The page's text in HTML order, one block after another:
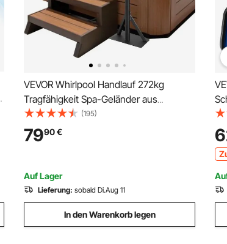
VEVOR Whirlpool Handlauf 272kg
Tragfähigkeit Spa-Geländer aus
Aluminiumlegierung Pool Handlauf
Höhenverstellbar von 122,92 bis 160cm
Haltegriff Einstiegshilfe 360° drehbar für
(195)
7990€
Auf Lager
Lieferung: sobald Di.Aug 11
In den Warenkorb legen